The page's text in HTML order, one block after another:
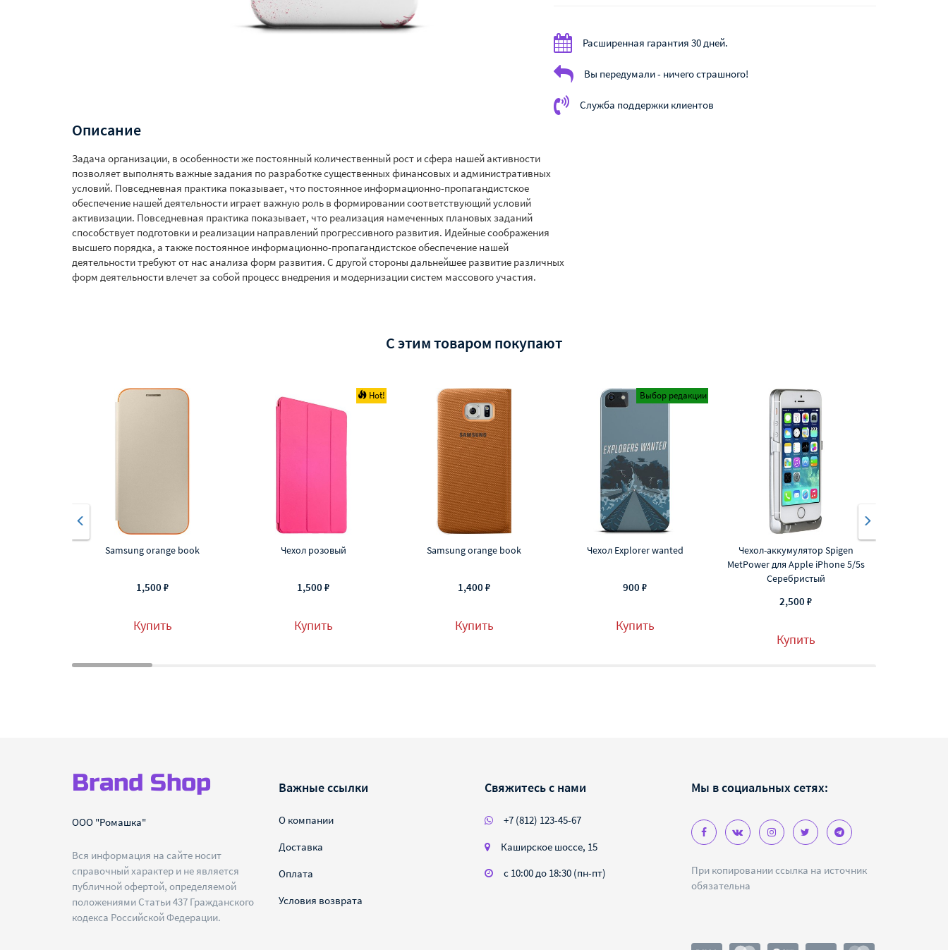
Расширенная гарантия 30 дней.
Вы передумали - ничего страшного!
Служба поддержки клиентов
Описание
Задача организации, в особенности же постоянный количественный рост и сфера нашей активности
позволяет выполнять важные задания по разработке существенных финансовых и административных
условий. Повседневная практика показывает, что постоянное информационно-пропагандистское
обеспечение нашей деятельности играет важную роль в формировании соответствующий условий
активизации. Повседневная практика показывает, что реализация намеченных плановых заданий
способствует подготовки и реализации направлений прогрессивного развития. Идейные соображения
высшего порядка, а также постоянное информационно-пропагандистское обеспечение нашей
деятельности требуют от нас анализа форм развития. С другой стороны дальнейшее развитие различных
форм деятельности влечет за собой процесс внедрения и модернизации систем массового участия.
С этим товаром покупают
Samsung orange book
1,500 ₽
Купить
Hot!
Чехол розовый
1,500 ₽
Купить
Samsung orange book
1,400 ₽
Купить
Выбор редакции
Чехол Explorer wanted
900 ₽
Купить
Чехол-аккумулятор Spigen
MetPower для Apple iPhone 5/5s
Серебристый
2,500 ₽
Купить
Brand Shop
ООО "Ромашка"
Вся информация на сайте носит
справочный характер и не является
публичной офертой, определяемой
положениями Статьи 437 Гражданского
кодекса Российской Федерации.
Важные ссылки
О компании
Доставка
Оплата
Условия возврата
Свяжитесь с нами
+7 (812) 123-45-67
Каширское шоссе, 15
с 10:00 до 18:30 (пн-пт)
Мы в социальных сетях:
При копировании ссылка на источник
обязательна